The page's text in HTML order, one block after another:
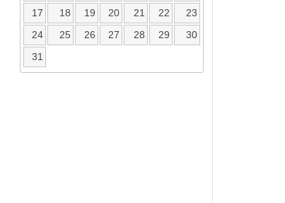
17
18 19 20 21 22
23
24
25 26 27 28 29
30
31